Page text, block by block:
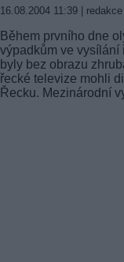
16.08.2004 11:39 | redakce
Během prvního dne
výpadkům ve vysílání
byly bez obrazu
řecké televize mohli
Řecku. Mezinárodní